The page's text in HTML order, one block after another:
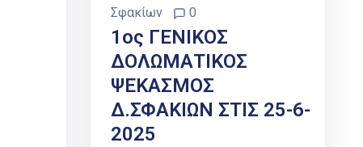
Σφακίων
0
1ος ΓΕΝΙΚΟΣ
ΔΟΛΩΜΑΤΙΚΟΣ
ΨΕΚΑΣΜΟΣ
Δ.ΣΦΑΚΙΩΝ ΣΤΙΣ 25-6-
2025